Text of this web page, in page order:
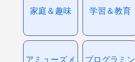
家庭＆趣味 学習＆教育
アミューズメ
プログラミン